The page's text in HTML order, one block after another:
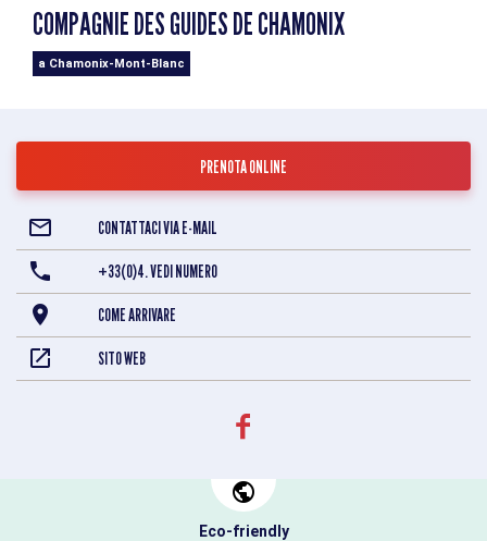
COMPAGNIE DES GUIDES DE CHAMONIX
a Chamonix-Mont-Blanc
PRENOTA ONLINE
CONTATTACI VIA E-MAIL
+33(0)4. VEDI NUMERO
COME ARRIVARE
SITO WEB
Eco-friendly